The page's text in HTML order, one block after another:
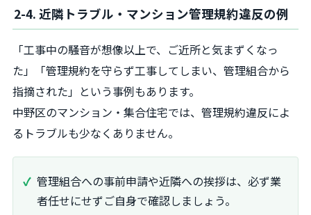
2-4. 近隣トラブル・マンション管理規約違反の例
「工事中の騒音が想像以上で、ご近所と気まずくなっ
た」「管理規約を守らず工事してしまい、管理組合から
指摘された」という事例もあります。
中野区のマンション・集合住宅では、管理規約違反によ
るトラブルも少なくありません。
管理組合への事前申請や近隣への挨拶は、必ず業
者任せにせずご自身で確認しましょう。